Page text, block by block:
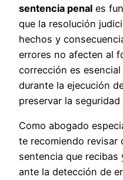
sentencia penal es
que la resolución
hechos y
errores no afecten al
corrección es
durante la ejecución
preservar la seguridad
Como abogado
te recomiendo revisar
sentencia que
ante la detección de